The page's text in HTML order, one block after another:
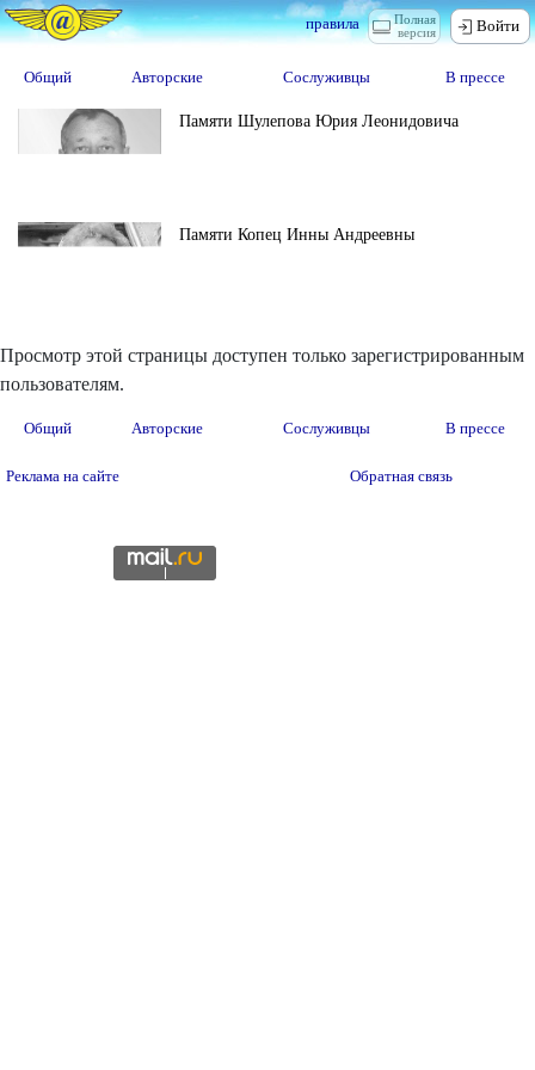
Полная
версия
правила Войти
Общий Авторские Сослуживцы В прессе
Памяти Шулепова Юрия Леонидовича
Памяти Копец Инны Андреевны
Просмотр этой страницы доступен только зарегистрированным
пользователям.
Общий Авторские Сослуживцы В прессе
Реклама на сайте Обратная связь